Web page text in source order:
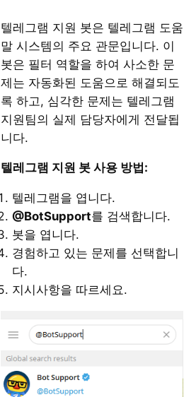
텔레그램 지원 봇은 텔레그램 도움
말 시스템의 주요 관문입니다. 이
봇은 필터 역할을 하여 사소한 문
제는 자동화된 도움으로 해결되도
록 하고, 심각한 문제는 텔레그램
지원팀의 실제 담당자에게 전달됩
니다.
텔레그램 지원 봇 사용 방법:
텔레그램을 엽니다.
@BotSupport를 검색합니다.
봇을 엽니다.
경험하고 있는 문제를 선택합니
다.
지시사항을 따르세요.